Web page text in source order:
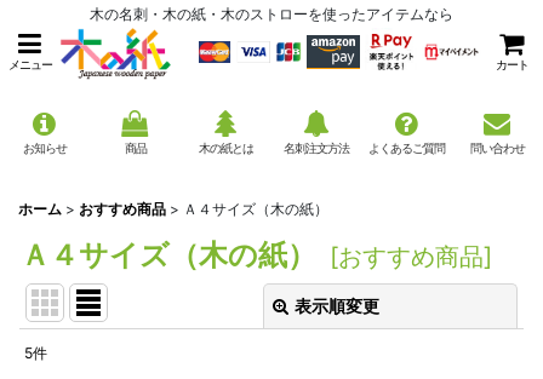
木の名刺・木の紙・木のストローを使ったアイテムなら
メニュー カート
お知らせ 商品 木の紙とは 名刺注文方法 よくあるご質問 問い合わせ
ホーム > おすすめ商品 > Ａ４サイズ（木の紙）
Ａ４サイズ（木の紙） [おすすめ商品]
表示順変更
5件